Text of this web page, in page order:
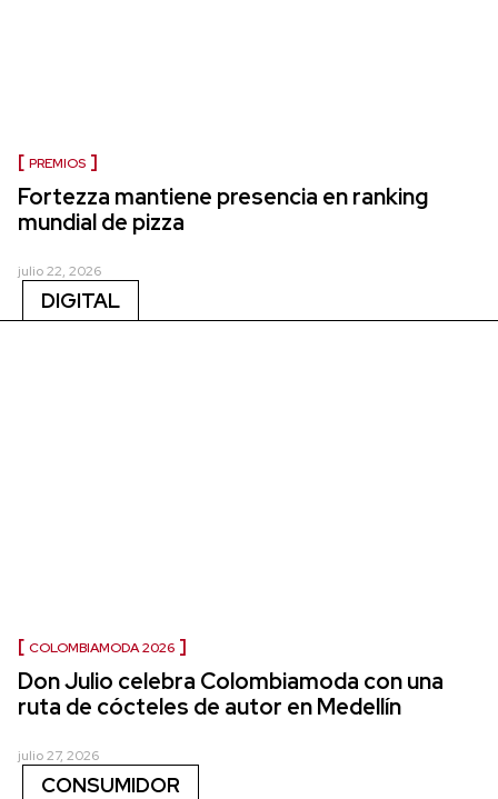
PREMIOS
Fortezza mantiene presencia en ranking
mundial de pizza
julio 22, 2026
DIGITAL
COLOMBIAMODA 2026
Don Julio celebra Colombiamoda con una
ruta de cócteles de autor en Medellín
julio 27, 2026
CONSUMIDOR